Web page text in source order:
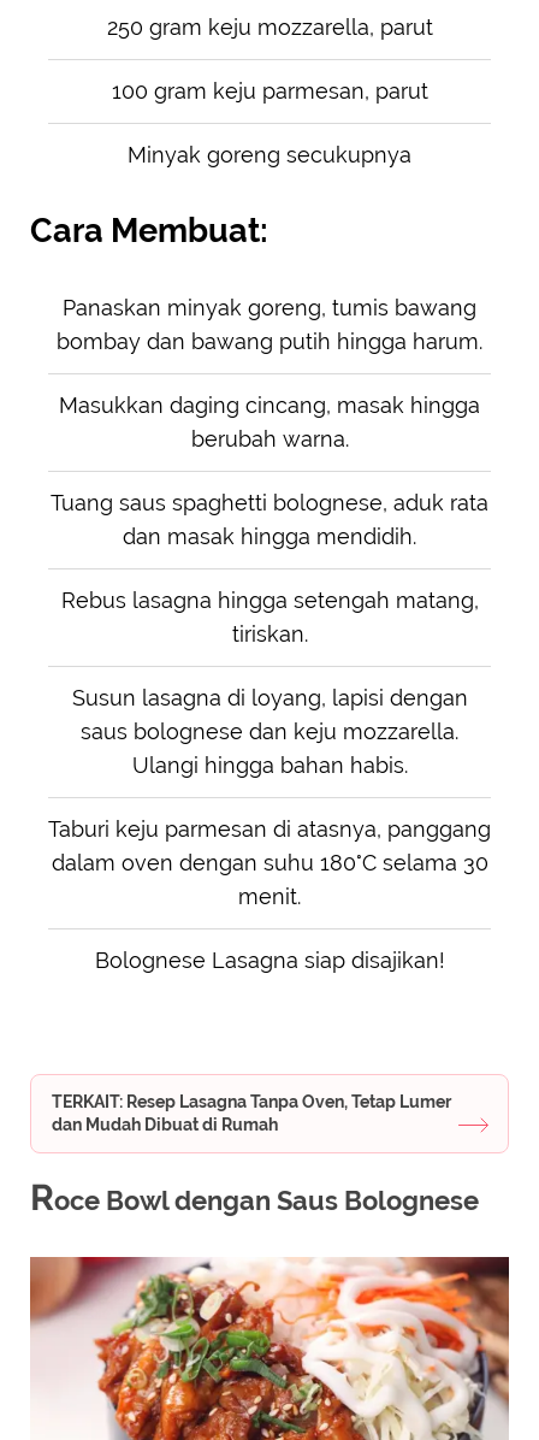
250 gram keju mozzarella, parut
100 gram keju parmesan, parut
Minyak goreng secukupnya
Cara Membuat:
Panaskan minyak goreng, tumis bawang
bombay dan bawang putih hingga harum.
Masukkan daging cincang, masak hingga
berubah warna.
Tuang saus spaghetti bolognese, aduk rata
dan masak hingga mendidih.
Rebus lasagna hingga setengah matang,
tiriskan.
Susun lasagna di loyang, lapisi dengan
saus bolognese dan keju mozzarella.
Ulangi hingga bahan habis.
Taburi keju parmesan di atasnya, panggang
dalam oven dengan suhu 180°C selama 30
menit.
Bolognese Lasagna siap disajikan!
TERKAIT: Resep Lasagna Tanpa Oven, Tetap Lumer
dan Mudah Dibuat di Rumah
Roce Bowl dengan Saus Bolognese